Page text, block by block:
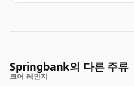
Springbank의 다른 주류
코어 레인지